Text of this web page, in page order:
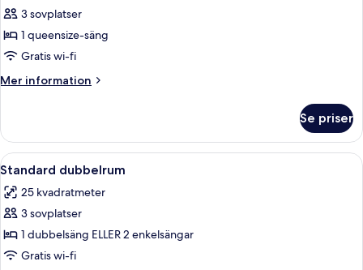
Juniorsvit
3 sovplatser
1 queensize-säng
Gratis wi-fi
Mer information
Mer
Se priser
Öppna
alla
foton
för
Standard
dubbelrum
Ett hotellrum med en stor säng, ett
15
Standard dubbelrum
25 kvadratmeter
3 sovplatser
1 dubbelsäng ELLER 2 enkelsängar
Gratis wi-fi